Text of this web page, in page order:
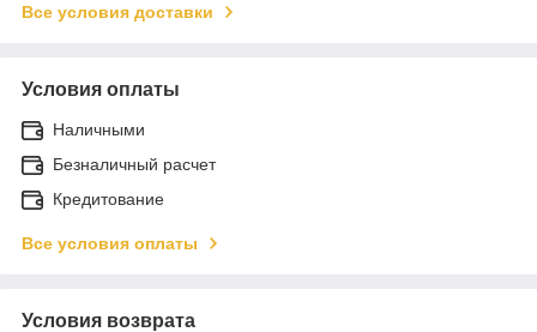
Все условия доставки
Условия оплаты
Наличными
Безналичный расчет
Кредитование
Все условия оплаты
Условия возврата